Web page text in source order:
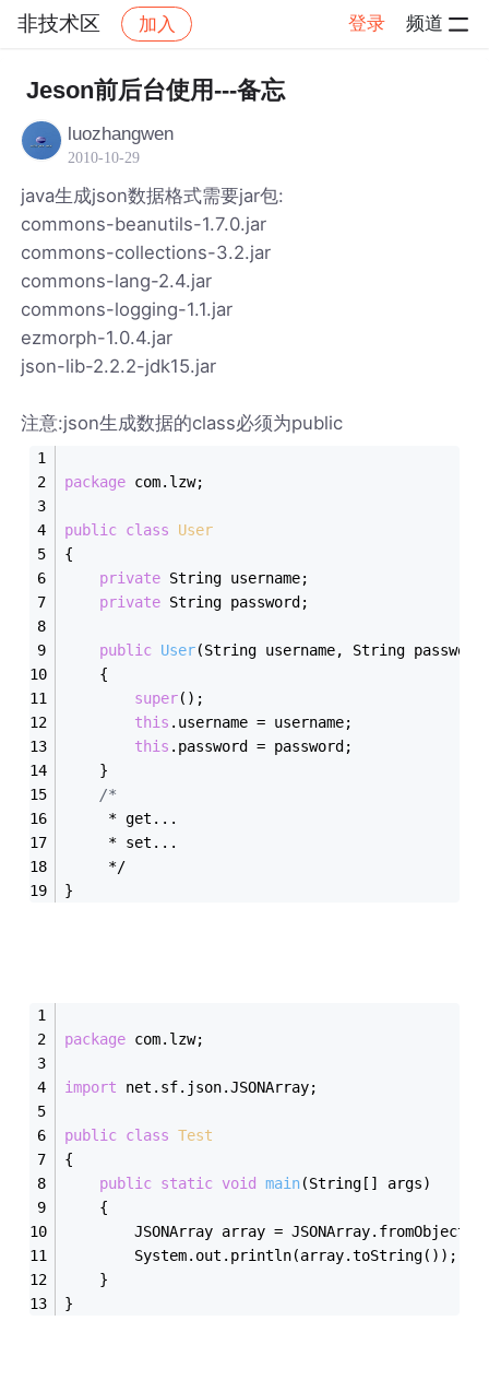
非技术区 加入 登录 频道
社区 非技术区 帖子详情
Jeson前后台使用---备忘
luozhangwen
2010-10-29
java生成json数据格式需要jar包:
commons-beanutils-1.7.0.jar
commons-collections-3.2.jar
commons-lang-2.4.jar
commons-logging-1.1.jar
ezmorph-1.0.4.jar
json-lib-2.2.2-jdk15.jar
注意:json生成数据的class必须为public
package com.lzw;
public class
User
{
private String username;
private String password;
public User(String username, String
    {
super();
this .username = username;
this .password = password;
    }
/*
     * get...
     * set...
     */
}
package com.lzw;
import net.sf.json.JSONArray;
public class Test
{
public static void main(String[] args)
    {
        JSONArray array = JSONArray.fromObject(
        System.out.println(array.toString());
    }
}